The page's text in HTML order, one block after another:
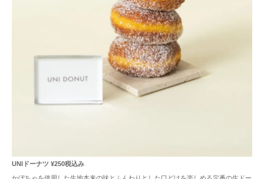
UNIドーナツ ¥250税込み